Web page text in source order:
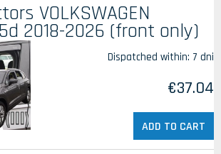
VOLKSWAGEN
2018-2026 (front only)
Dispatched within: 7 dni
€37.04
ADD TO CART